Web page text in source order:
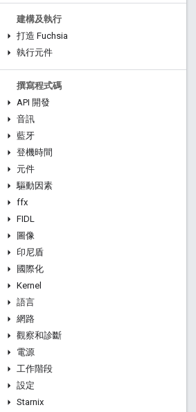
建構及執行
打造 Fuchsia
執行元件
撰寫程式碼
API 開發
音訊
藍牙
登機時間
元件
驅動因素
ffx
FIDL
圖像
印尼盾
國際化
Kernel
語言
網路
觀察和診斷
電源
工作階段
設定
Starnix